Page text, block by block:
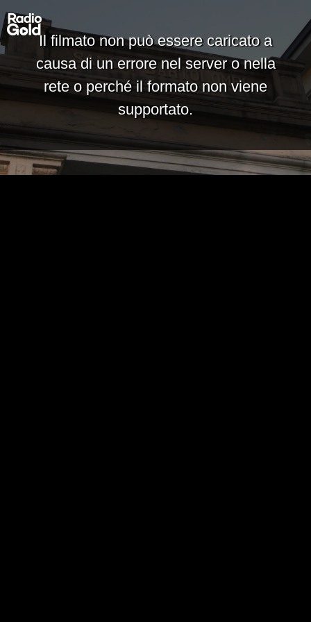
Il filmato non può essere caricato a
causa di un errore nel server o nella
rete o perché il formato non viene
supportato.